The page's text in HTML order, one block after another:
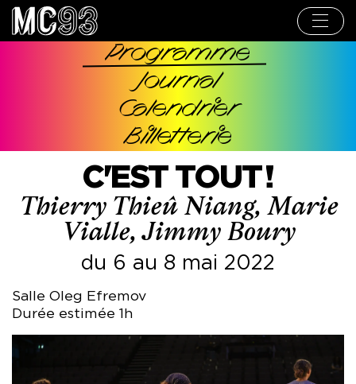
Aller
contenu
Navigation
Programme
Journal
Calendrier
Billetterie
C'EST TOUT !
Thierry Thieû Niang, Marie
Vialle, Jimmy Boury
du 6 au 8 mai 2022
Salle Oleg Efremov
Durée estimée 1h